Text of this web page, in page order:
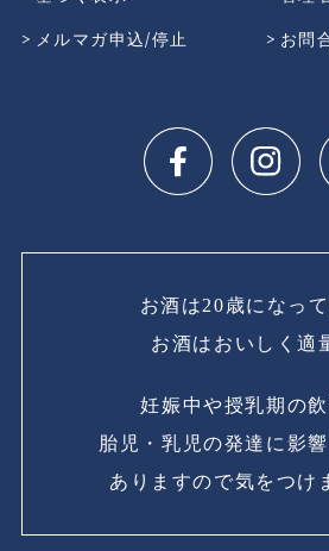
メルマガ申込/停止
お問
お酒は20歳になって
お酒はおいしく適
妊娠中や授乳期の飲
胎児・乳児の発達に影
ありますので気をつけ